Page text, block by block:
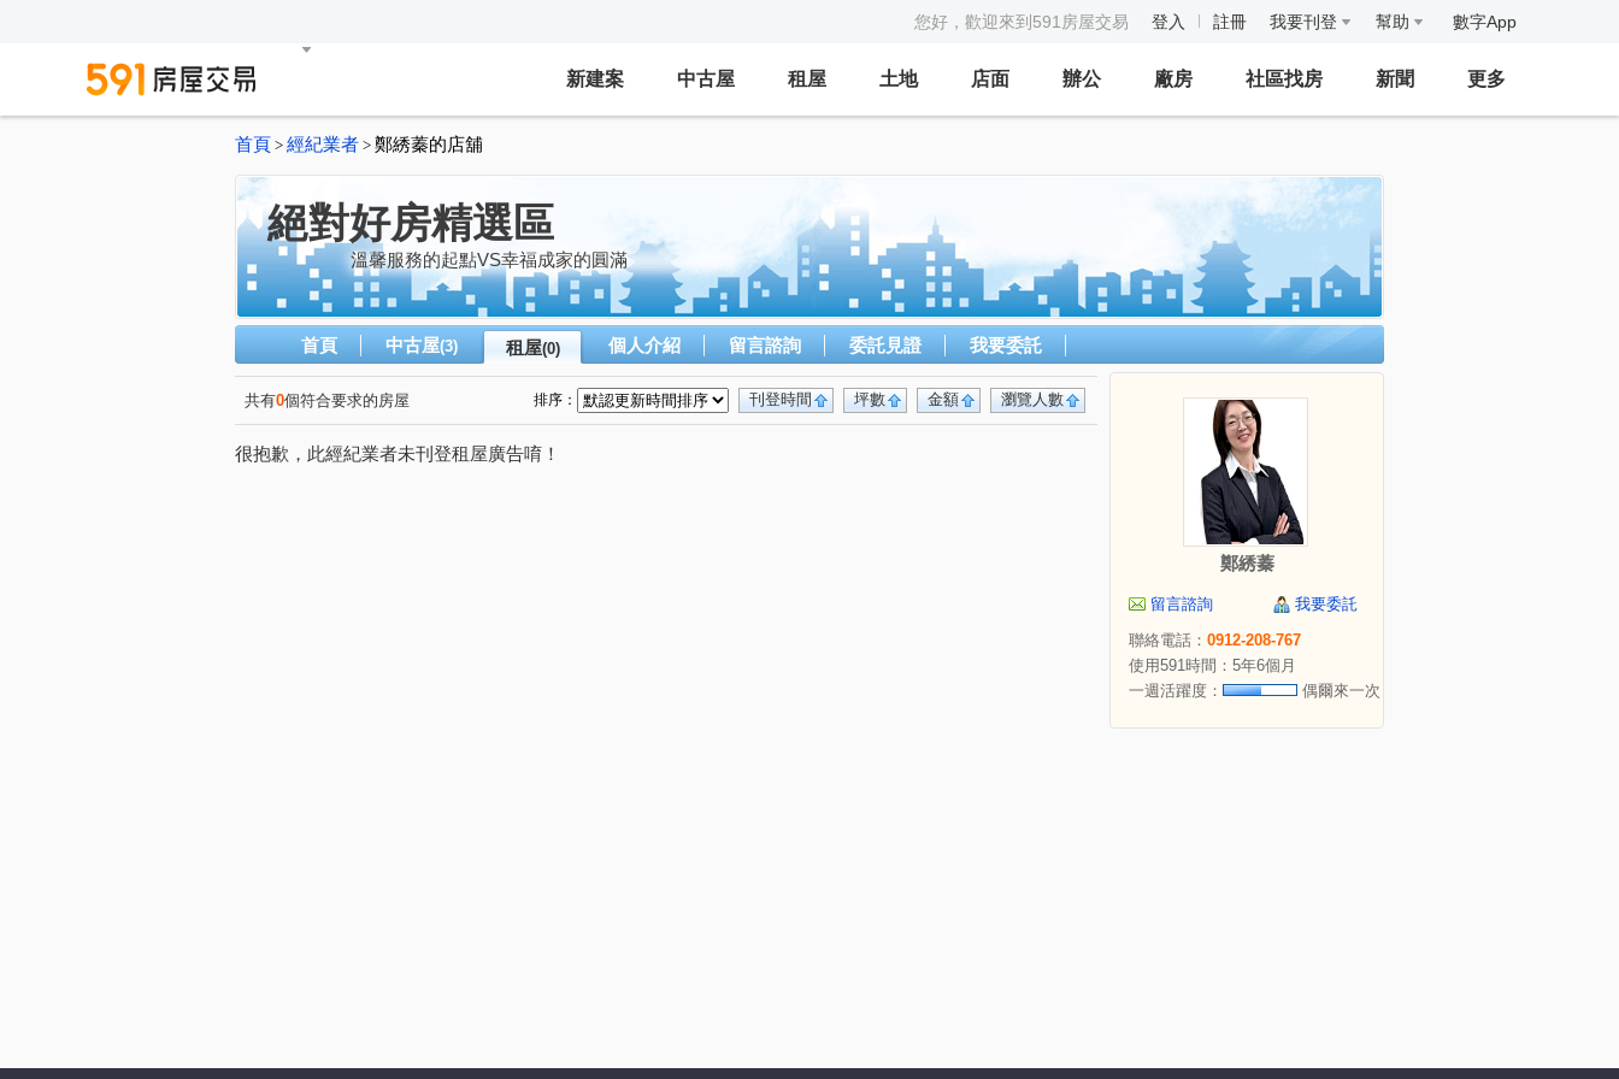
您好，歡迎來到591房屋交易 登入 註冊 我要刊登 幫助 數字App
新建案 中古屋 租屋 土地 店面 辦公 廠房 社區找房 新聞 更多
首頁 > 經紀業者 > 鄭綉蓁的店舖
絕對好房精選區
溫馨服務的起點VS幸福成家的圓滿
首頁 中古屋(3) 租屋(0) 個人介紹 留言諮詢 委託見證 我要委託
共有0個符合要求的房屋 瀏覽人數
金額
坪數
刊登時間
排序：
很抱歉，此經紀業者未刊登租屋廣告唷！
鄭綉蓁
留言諮詢
我要委託
聯絡電話： 0912-208-767
使用591時間：5年6個月
一週活躍度：
偶爾來一次